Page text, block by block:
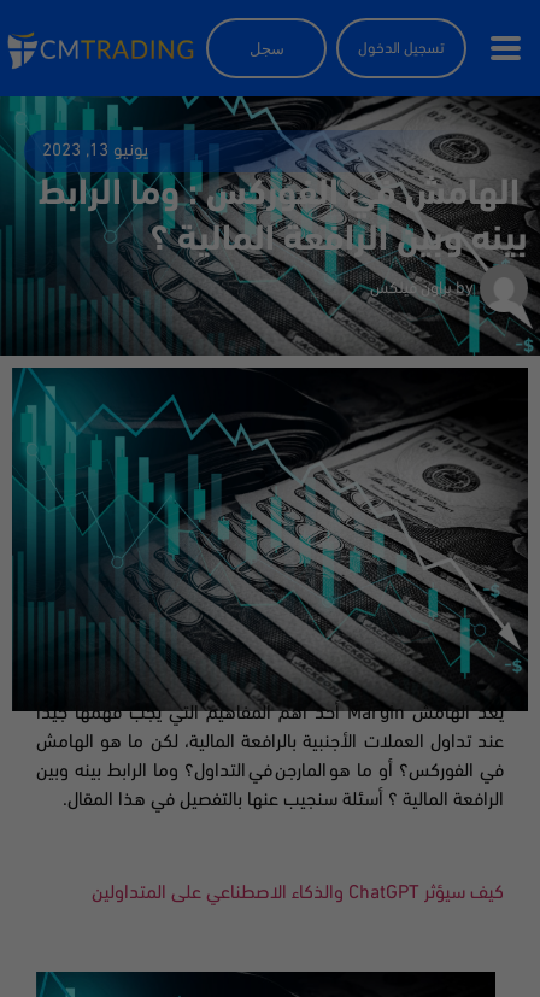
تسجيل الدخول سجل
يونيو 13, 2023
الهامش في الفوركس : وما الرابط
بينه وبين الرافعة المالية ؟
by براون فيلكس
يعد الهامشMargin أحد أهم المفاهيم التي يجب فهمها جيداً
عند تداول العملات الأجنبية بالرافعة المالية، لكن ما هو الهامش
في الفوركس؟ أو ما هو المارجن في التداول؟ وما الرابط بينه وبين
الرافعة المالية ؟ أسئلة سنجيب عنها بالتفصيل في هذا المقال.
كيف سيؤثر ChatGPT والذكاء الاصطناعي على المتداولين